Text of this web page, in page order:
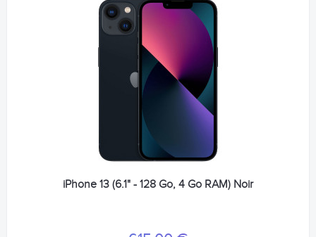
iPhone 13 (6.1" - 128 Go, 4 Go RAM) Noir